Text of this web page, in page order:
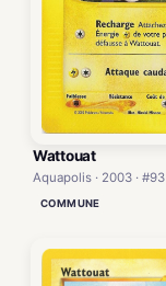
Wattouat
Aquapolis · 2003 · #93
COMMUNE